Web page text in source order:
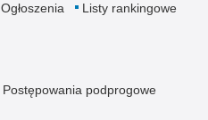
Ogłoszenia
Listy rankingowe
Postępowania podprogowe